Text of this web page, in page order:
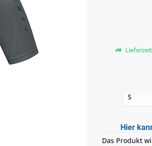
Hier
Das Produkt